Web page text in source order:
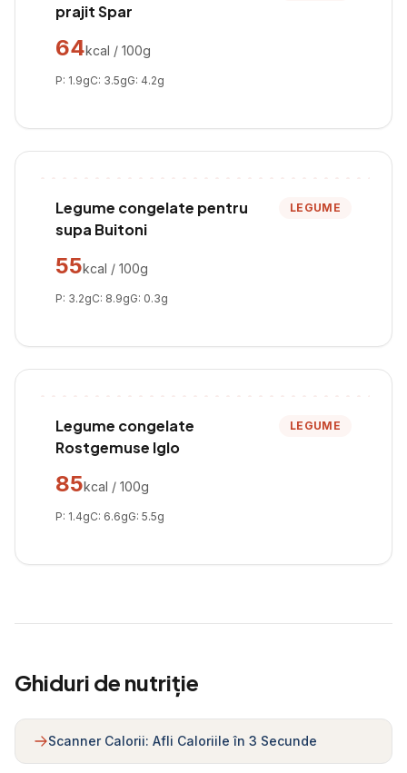
prajit Spar
64kcal / 100g
P: 1.9gC: 3.5gG: 4.2g
Legume congelate pentru
supa Buitoni
LEGUME
55kcal / 100g
P: 3.2gC: 8.9gG: 0.3g
Legume congelate
Rostgemuse Iglo
LEGUME
85kcal / 100g
P: 1.4gC: 6.6gG: 5.5g
Ghiduri de nutriție
Scanner Calorii: Afli Caloriile în 3 Secunde